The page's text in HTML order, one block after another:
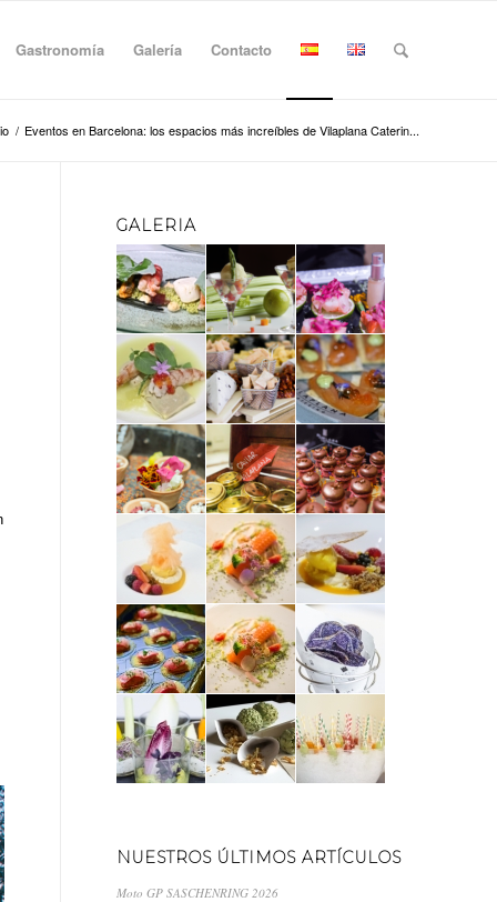
Gastronomía Galería Contacto
/ Eventos en Barcelona: los espacios más increíbles de Vilaplana Caterin...
GALERIA
NUESTROS ÚLTIMOS ARTÍCULOS
Moto GP SASCHENRING 2026